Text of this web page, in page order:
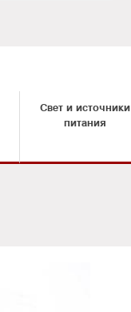
Свет и источники
питания